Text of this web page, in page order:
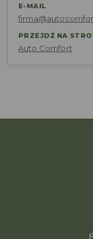
E-MAIL
PRZEJDŹ NA
Auto Comfort